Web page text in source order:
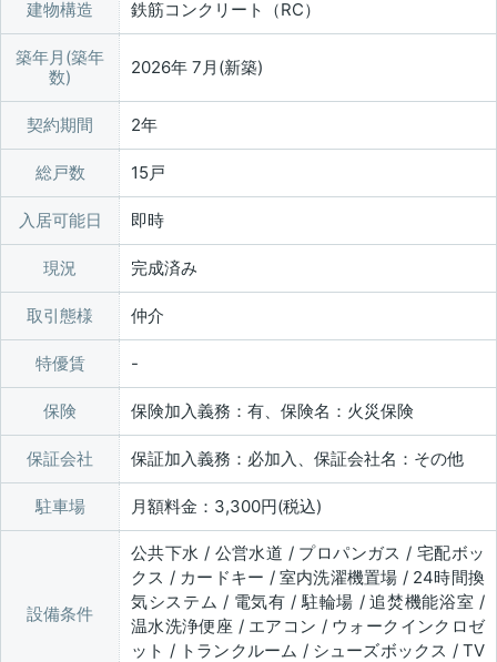
建物構造 鉄筋コンクリート（RC）
築年月(築年
数)
2026年 7月(新築)
契約期間 2年
総戸数 15戸
入居可能日 即時
現況 完成済み
取引態様 仲介
特優賃
保険 保険加入義務：有、保険名：火災保険
保証会社 保証加入義務：必加入、保証会社名：その他
駐車場 月額料金：3,300円(税込)
設備条件
公共下水 / 公営水道 / プロパンガス / 宅配ボッ
クス / カードキー / 室内洗濯機置場 / 24時間換
気システム / 電気有 / 駐輪場 / 追焚機能浴室 /
温水洗浄便座 / エアコン / ウォークインクロゼ
ット / トランクルーム / シューズボックス / TV